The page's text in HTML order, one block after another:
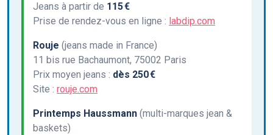
Jeans à partir de 115 €
Prise de rendez-vous en ligne : labdip.com
Rouje (jeans made in France)
11 bis rue Bachaumont, 75002 Paris
Prix moyen jeans : dès 250 €
Site : rouje.com
Printemps Haussmann (multi-marques jean &
baskets)